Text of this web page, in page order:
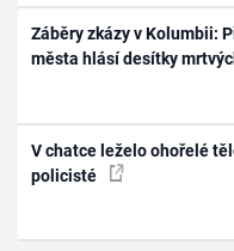
Záběry zkázy v Kolumbii:
města hlásí desítky
V chatce leželo ohořelé
policisté